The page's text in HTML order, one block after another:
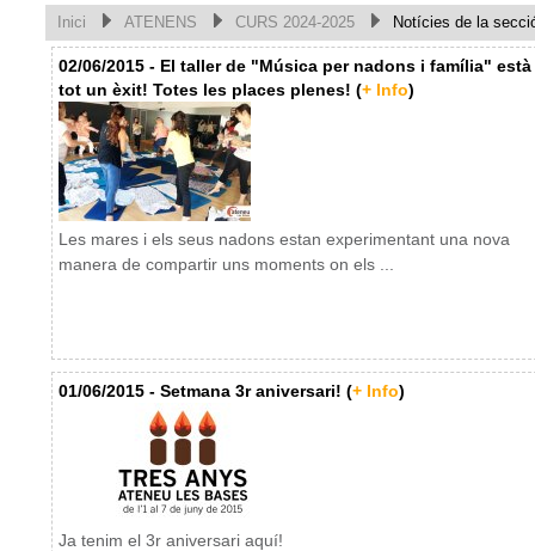
Inici ATENENS CURS 2024-2025 Notícies de la
02/06/2015 - El taller de "Música per nadons i família"
tot un èxit! Totes les places plenes! (+ Info)
Les mares i els seus nadons estan experimentant una nova
manera de compartir uns moments on els ...
01/06/2015 - Setmana 3r aniversari! (+ Info)
Ja tenim el 3r aniversari aquí!